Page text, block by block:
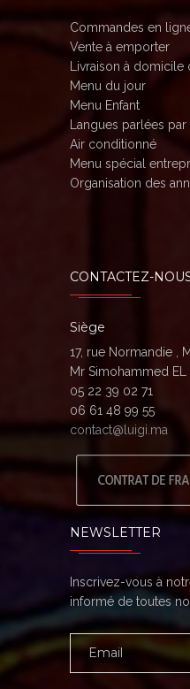
Commandes en
Vente à emporter
Livraison à domicile
Menu du jour
Menu Enfant
Langues parlées
Air conditionné
Menu spécial
Organisation des
CONTACTEZ-
Siège
17, rue Normandie ,
Mr Simohammed EL
05 22 39 02 71
06 61 48 99 55
contact@luigi.ma
NEWSLETTER
Inscrivez-vous à
informé de toutes